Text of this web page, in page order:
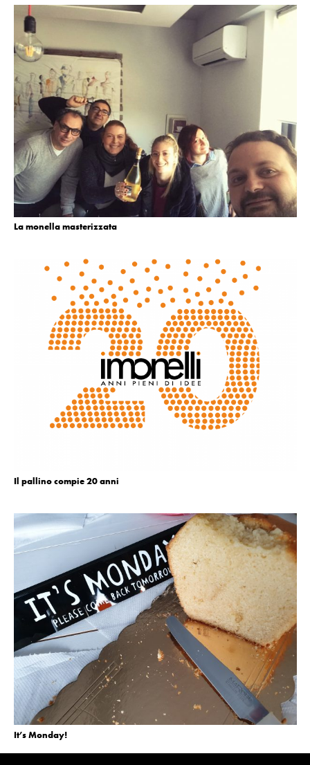
La monella masterizzata
Il pallino compie 20 anni
It’s Monday!